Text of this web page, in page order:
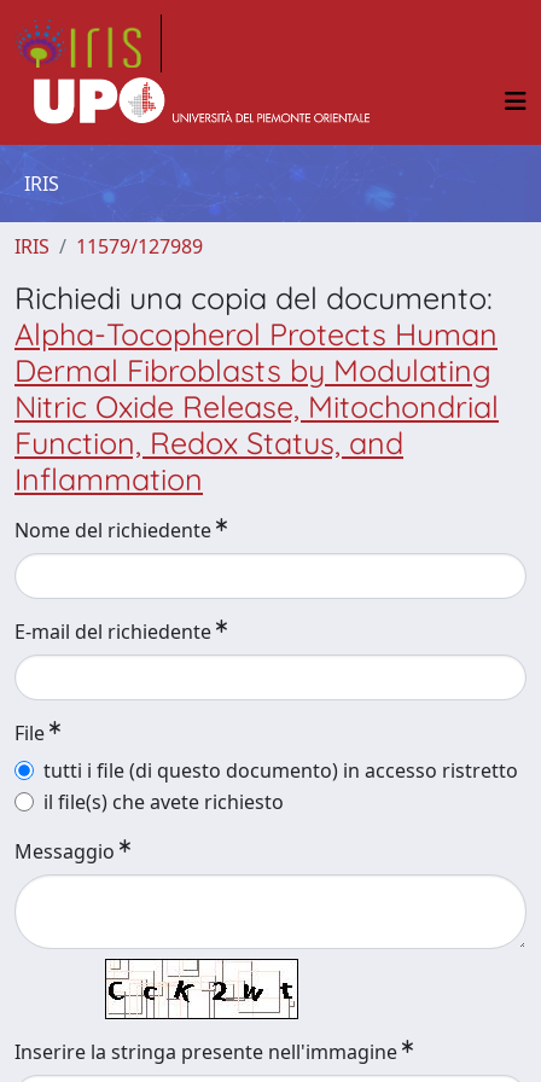
IRIS
IRIS 11579/127989
Richiedi una copia del documento:
Alpha-Tocopherol Protects Human
Dermal Fibroblasts by Modulating
Nitric Oxide Release, Mitochondrial
Function, Redox Status, and
Inflammation
Nome del richiedente
E-mail del richiedente
File
tutti i file (di questo documento) in accesso ristretto
il file(s) che avete richiesto
Messaggio
Inserire la stringa presente nell'immagine